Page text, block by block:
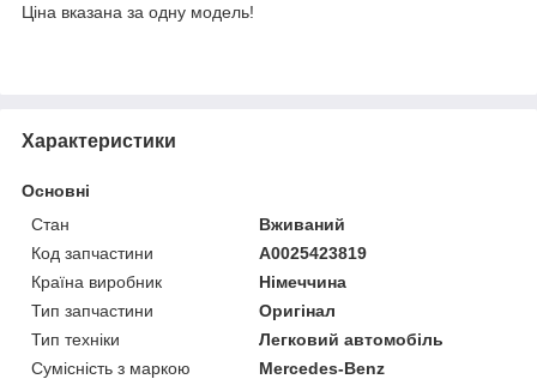
Ціна вказана за одну модель!
Характеристики
Основні
Стан
Вживаний
Код запчастини
A0025423819
Країна виробник
Німеччина
Тип запчастини
Оригінал
Тип техніки
Легковий автомобіль
Сумісність з маркою
Mercedes-Benz